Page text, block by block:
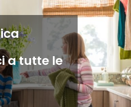
a tutte le